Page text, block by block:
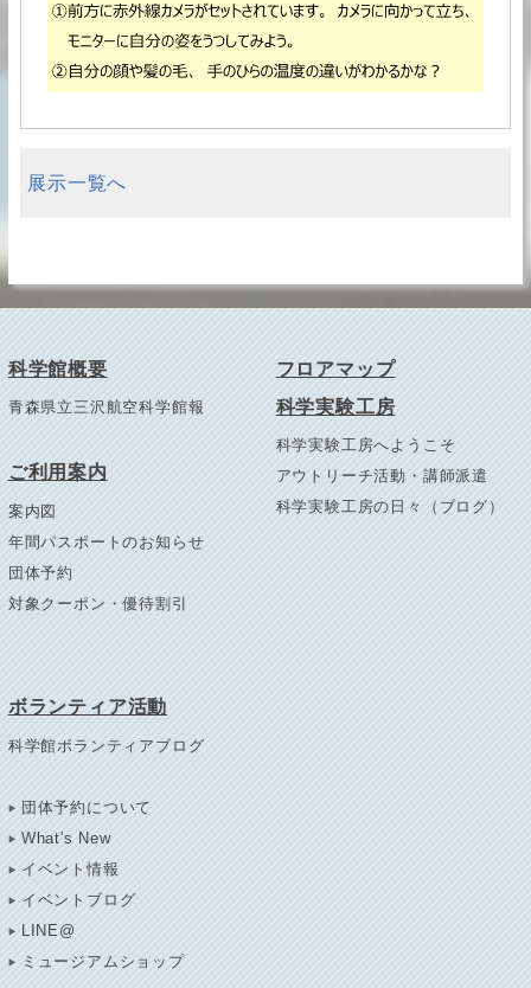
展示一覧へ
科学館概要
青森県立三沢航空科学館報
ご利用案内
案内図
年間パスポートのお知らせ
団体予約
対象クーポン・優待割引
フロアマップ
科学実験工房
科学実験工房へようこそ
アウトリーチ活動・講師派遣
科学実験工房の日々（ブログ）
ボランティア活動
科学館ボランティアブログ
団体予約について
What's New
イベント情報
イベントブログ
LINE@
ミュージアムショップ